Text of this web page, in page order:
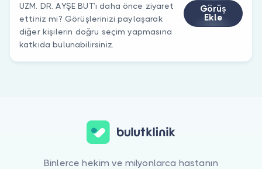
UZM. DR. AYŞE BUT’ı daha önce ziyaret
ettiniz mi? Görüşlerinizi paylaşarak
diğer kişilerin doğru seçim yapmasına
katkıda bulunabilirsiniz.
Görüş
Ekle
Binlerce hekim ve milyonlarca hastanın